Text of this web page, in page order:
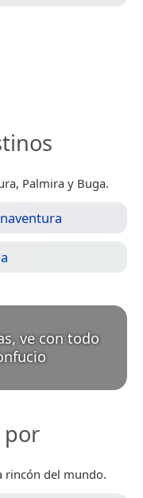
Palmira y Buga.
ve con todo
por
rincón del mundo.